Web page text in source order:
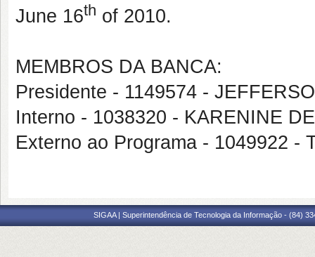
June 16th of 2010.
MEMBROS DA BANCA:
Presidente - 1149574 -
Interno - 1038320 - KARENINE
Externo ao Programa - 1049922 -
SIGAA | Superintendência de Tecnologia da Informação - (84)